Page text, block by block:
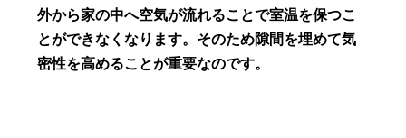
外から家の中へ空気が流れることで室温を保つこ
とができなくなります。そのため隙間を埋めて気
密性を高めることが重要なのです。